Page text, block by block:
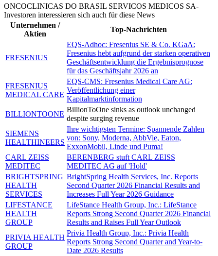
ONCOCLINICAS DO BRASIL SERVICOS MEDICOS SA-
Investoren interessieren sich auch für diese News
Unternehmen /
Aktien
Top-Nachrichten
FRESENIUS
EQS-Adhoc: Fresenius SE & Co. KGaA:
Fresenius hebt aufgrund der starken operativen
Geschäftsentwicklung die Ergebnisprognose
für das Geschäftsjahr 2026 an
FRESENIUS
MEDICAL CARE
EQS-CMS: Fresenius Medical Care AG:
Veröffentlichung einer
Kapitalmarktinformation
BILLIONTOONE
BillionToOne sinks as outlook unchanged
despite surging revenue
SIEMENS
HEALTHINEERS
Ihre wichtigsten Termine: Spannende Zahlen
von: Sony, Moderna, AbbVie, Eaton,
ExxonMobil, Linde und Puma!
CARL ZEISS
MEDITEC
BERENBERG stuft CARL ZEISS
MEDITEC AG auf 'Hold'
BRIGHTSPRING
HEALTH
SERVICES
BrightSpring Health Services, Inc. Reports
Second Quarter 2026 Financial Results and
Increases Full Year 2026 Guidance
LIFESTANCE
HEALTH
GROUP
LifeStance Health Group, Inc.: LifeStance
Reports Strong Second Quarter 2026 Financial
Results and Raises Full Year Outlook
PRIVIA HEALTH
GROUP
Privia Health Group, Inc.: Privia Health
Reports Strong Second Quarter and Year-to-
Date 2026 Results